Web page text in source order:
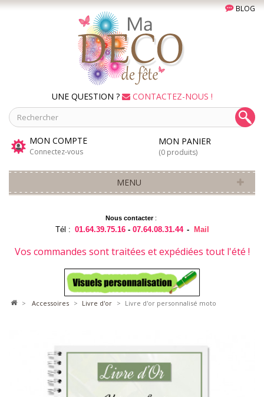
BLOG
UNE QUESTION ? CONTACTEZ-NOUS !
MON COMPTE
Connectez-vous
MON PANIER
(0 produits)
MENU
Nous contacter:
Tél : 01.64.39.75.16 -07.64.08.31.44 - Mail
Vos commandes sont traitées et expédiées tout l'été !
> accessoires > livre d'or > Livre d'or personnalisé moto